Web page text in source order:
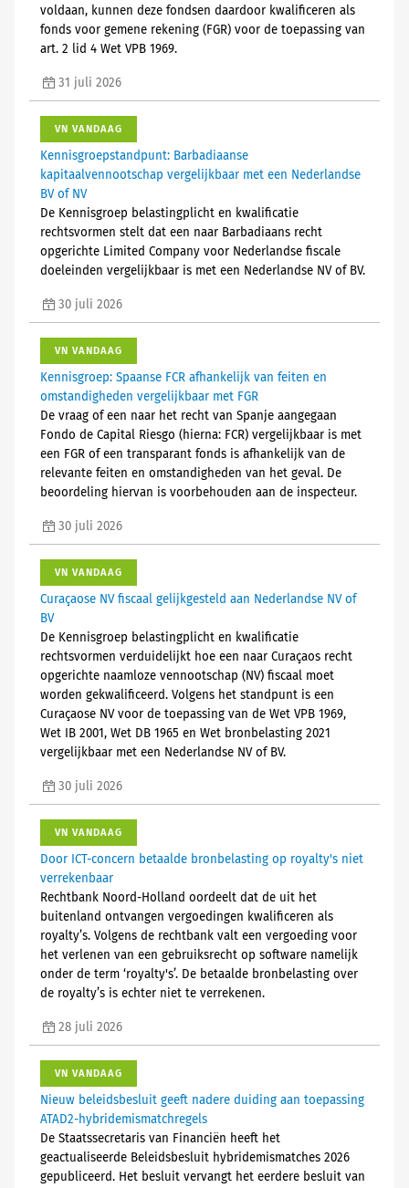
voldaan, kunnen deze fondsen daardoor kwalificeren als
fonds voor gemene rekening (FGR) voor de toepassing van
art. 2 lid 4 Wet VPB 1969.
31 juli 2026
VN VANDAAG
Kennisgroepstandpunt: Barbadiaanse
kapitaalvennootschap vergelijkbaar met een Nederlandse
BV of NV
De Kennisgroep belastingplicht en kwalificatie
rechtsvormen stelt dat een naar Barbadiaans recht
opgerichte Limited Company voor Nederlandse fiscale
doeleinden vergelijkbaar is met een Nederlandse NV of BV.
30 juli 2026
VN VANDAAG
Kennisgroep: Spaanse FCR afhankelijk van feiten en
omstandigheden vergelijkbaar met FGR
De vraag of een naar het recht van Spanje aangegaan
Fondo de Capital Riesgo (hierna: FCR) vergelijkbaar is met
een FGR of een transparant fonds is afhankelijk van de
relevante feiten en omstandigheden van het geval. De
beoordeling hiervan is voorbehouden aan de inspecteur.
30 juli 2026
VN VANDAAG
Curaçaose NV fiscaal gelijkgesteld aan Nederlandse NV of
BV
De Kennisgroep belastingplicht en kwalificatie
rechtsvormen verduidelijkt hoe een naar Curaçaos recht
opgerichte naamloze vennootschap (NV) fiscaal moet
worden gekwalificeerd. Volgens het standpunt is een
Curaçaose NV voor de toepassing van de Wet VPB 1969,
Wet IB 2001, Wet DB 1965 en Wet bronbelasting 2021
vergelijkbaar met een Nederlandse NV of BV.
30 juli 2026
VN VANDAAG
Door ICT-concern betaalde bronbelasting op royalty's niet
verrekenbaar
Rechtbank Noord-Holland oordeelt dat de uit het
buitenland ontvangen vergoedingen kwalificeren als
royalty’s. Volgens de rechtbank valt een vergoeding voor
het verlenen van een gebruiksrecht op software namelijk
onder de term ‘royalty's’. De betaalde bronbelasting over
de royalty’s is echter niet te verrekenen.
28 juli 2026
VN VANDAAG
Nieuw beleidsbesluit geeft nadere duiding aan toepassing
ATAD2-hybridemismatchregels
De Staatssecretaris van Financiën heeft het
geactualiseerde Beleidsbesluit hybridemismatches 2026
gepubliceerd. Het besluit vervangt het eerdere besluit van